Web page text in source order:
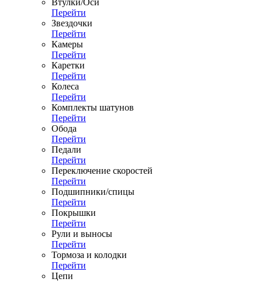
Втулки/Оси
Перейти
Звездочки
Перейти
Камеры
Перейти
Каретки
Перейти
Колеса
Перейти
Комплекты шатунов
Перейти
Обода
Перейти
Педали
Перейти
Переключение скоростей
Перейти
Подшипники/спицы
Перейти
Покрышки
Перейти
Рули и выносы
Перейти
Тормоза и колодки
Перейти
Цепи